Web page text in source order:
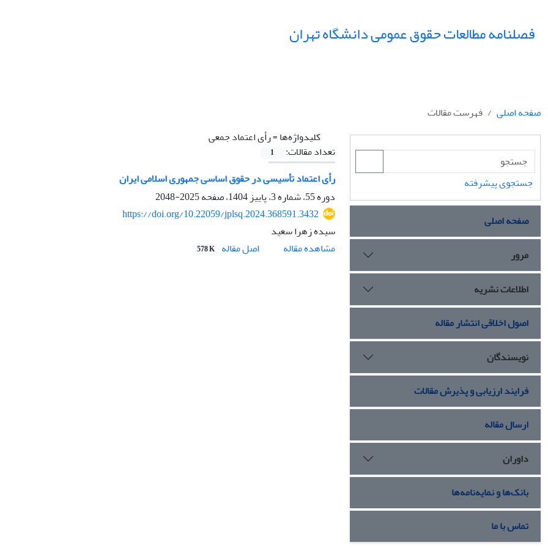
فصلنامه مطالعات حقوق عمومی دانشگاه تهران
صفحه اصلی
فهرست مقالات
کلیدواژه‌ها =رأی اعتماد جمعی
تعداد مقالات:
1
رأی اعتماد تأسیسی در حقوق اساسی جمهوری اسلامی ایران
دوره 55، شماره 3، پاییز 1404، صفحه
2025-2048
https://doi.org/10.22059/jplsq.2024.368591.3432
سیده زهرا سعید
مشاهده مقاله
اصل مقاله 578 K
جستجوی پیشرفته
صفحه اصلی
مرور
اطلاعات نشریه
اصول اخلاقی انتشار مقاله
نویسندگان
فرایند ارزیابی و پذیرش مقالات
ارسال مقاله
داوران
بانک‌ها و نمایه‌نامه‌ها
تماس با ما